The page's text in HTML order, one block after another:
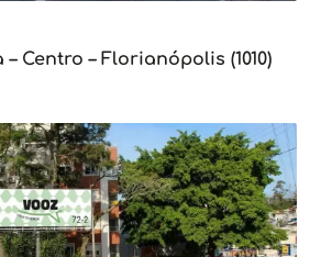
Centro – Florianópolis (1010)